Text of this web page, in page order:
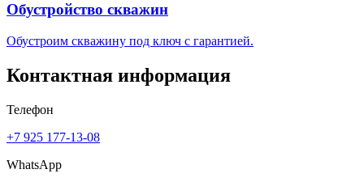
Обустройство скважин
Обустроим скважину под ключ с гарантией.
Контактная информация
Телефон
+7 925 177-13-08
WhatsApp